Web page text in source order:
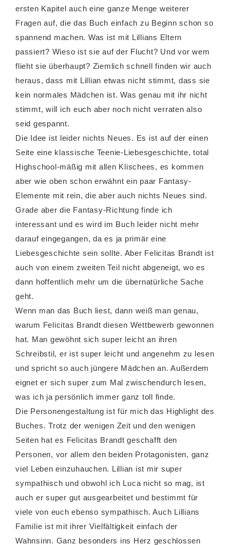
ersten Kapitel auch eine ganze Menge weiterer
Fragen auf, die das Buch einfach zu Beginn schon so
spannend machen. Was ist mit Lillians Eltern
passiert? Wieso ist sie auf der Flucht? Und vor wem
flieht sie überhaupt? Ziemlich schnell finden wir auch
heraus, dass mit Lillian etwas nicht stimmt, dass sie
kein normales Mädchen ist. Was genau mit ihr nicht
stimmt, will ich euch aber noch nicht verraten also
seid gespannt.
Die Idee ist leider nichts Neues. Es ist auf der einen
Seite eine klassische Teenie-Liebesgeschichte, total
Highschool-mäßig mit allen Klischees, es kommen
aber wie oben schon erwähnt ein paar Fantasy-
Elemente mit rein, die aber auch nichts Neues sind.
Grade aber die Fantasy-Richtung finde ich
interessant und es wird im Buch leider nicht mehr
darauf eingegangen, da es ja primär eine
Liebesgeschichte sein sollte. Aber Felicitas Brandt ist
auch von einem zweiten Teil nicht abgeneigt, wo es
dann hoffentlich mehr um die übernatürliche Sache
geht.
Wenn man das Buch liest, dann weiß man genau,
warum Felicitas Brandt diesen Wettbewerb gewonnen
hat. Man gewöhnt sich super leicht an ihren
Schreibstil, er ist super leicht und angenehm zu lesen
und spricht so auch jüngere Mädchen an. Außerdem
eignet er sich super zum Mal zwischendurch lesen,
was ich ja persönlich immer ganz toll finde.
Die Personengestaltung ist für mich das Highlight des
Buches. Trotz der wenigen Zeit und den wenigen
Seiten hat es Felicitas Brandt geschafft den
Personen, vor allem den beiden Protagonisten, ganz
viel Leben einzuhauchen. Lillian ist mir super
sympathisch und obwohl ich Luca nicht so mag, ist
auch er super gut ausgearbeitet und bestimmt für
viele von euch ebenso sympathisch. Auch Lillians
Familie ist mit ihrer Vielfältigkeit einfach der
Wahnsinn. Ganz besonders ins Herz geschlossen